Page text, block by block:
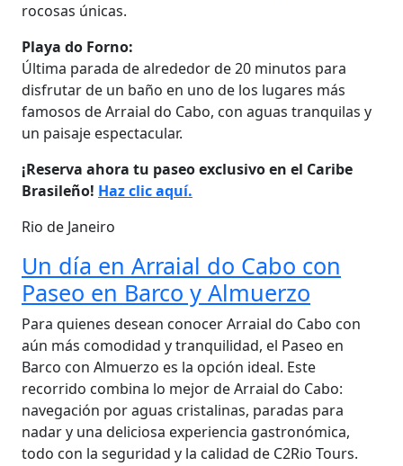
rocosas únicas.
Playa do Forno:
Última parada de alrededor de 20 minutos para
disfrutar de un baño en uno de los lugares más
famosos de Arraial do Cabo, con aguas tranquilas y
un paisaje espectacular.
¡Reserva ahora tu paseo exclusivo en el Caribe
Brasileño! Haz clic aquí.
Rio de Janeiro
Un día en Arraial do Cabo con
Paseo en Barco y Almuerzo
Para quienes desean conocer Arraial do Cabo con
aún más comodidad y tranquilidad, el Paseo en
Barco con Almuerzo es la opción ideal. Este
recorrido combina lo mejor de Arraial do Cabo:
navegación por aguas cristalinas, paradas para
nadar y una deliciosa experiencia gastronómica,
todo con la seguridad y la calidad de C2Rio Tours.